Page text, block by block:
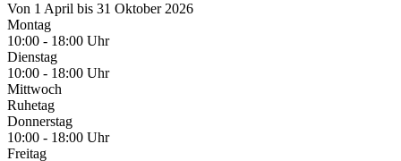
Von 1 April bis 31 Oktober 2026
Montag
10:00 - 18:00 Uhr
Dienstag
10:00 - 18:00 Uhr
Mittwoch
Ruhetag
Donnerstag
10:00 - 18:00 Uhr
Freitag